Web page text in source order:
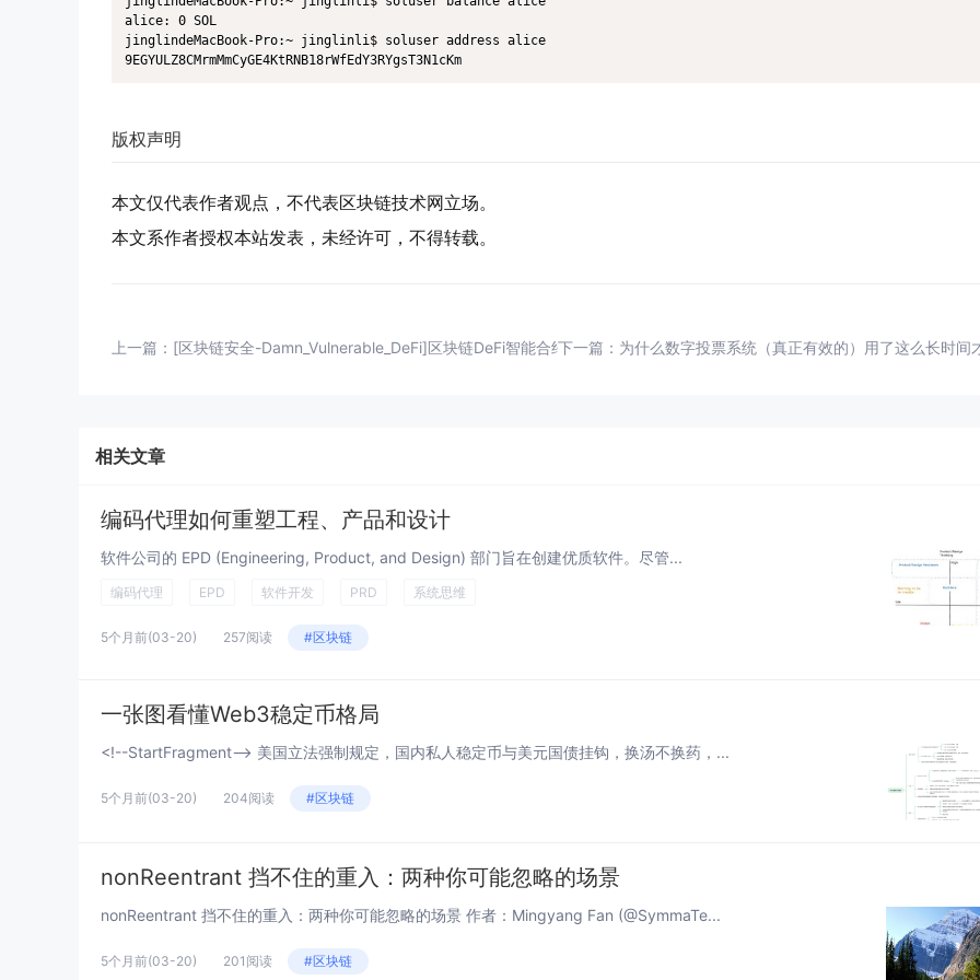
alice: 0 SOL
jinglindeMacBook-Pro:~ jinglinli$ soluser address alice
版权声明
本文仅代表作者观点，不代表区块链技术网立场。
本文系作者授权本站发表，未经许可，不得转载。
上一篇： [区块链安全-Damn_Vulnerable_DeFi]区块链DeFi智能合约安全实战(V4.1.0)T3 Truster
下一篇： 为什么数字投票系统（真正有效的）用了这么长时间
相关文章
编码代理如何重塑工程、产品和设计
软件公司的 EPD (Engineering, Product, and Design) 部门旨在创建优质软件。尽管...
编码代理 EPD 软件开发 PRD 系统思维
5个月前(03-20) 257阅读 #区块链
一张图看懂Web3稳定币格局
<!--StartFragment--> 美国立法强制规定，国内私人稳定币与美元国债挂钩，换汤不换药，...
5个月前(03-20) 204阅读 #区块链
nonReentrant 挡不住的重入：两种你可能忽略的场景
nonReentrant 挡不住的重入：两种你可能忽略的场景 作者：Mingyang Fan (@SymmaTe...
5个月前(03-20) 201阅读 #区块链